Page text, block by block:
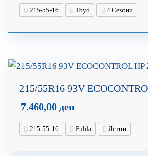
215-55-16 Toyo 4 Сезони
215/55R16 93V
7.460,00 ден
215-55-16 Fulda Летни